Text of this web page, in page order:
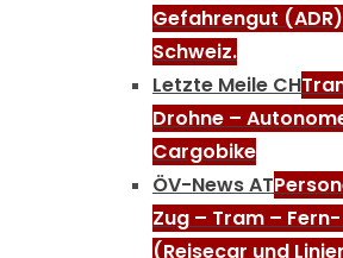
Gefahrengut
Schweiz.
Letzte Meile CH
Drohne –
Cargobike
ÖV-News AT
Zug – Tram –
(Reisecar und